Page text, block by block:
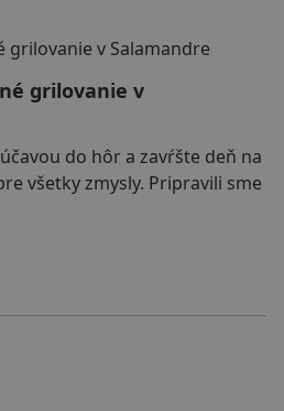
grilovanie v
do hôr a zavŕšte deň na
všetky zmysly. Pripravili sme